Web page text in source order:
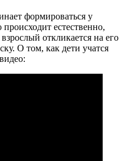
формироваться у
естественно,
откликается на его
О том, как дети учатся